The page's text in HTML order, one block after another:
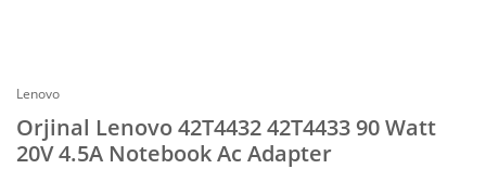
Lenovo
Orjinal Lenovo 42T4432 42T4433 90 Watt
20V 4.5A Notebook Ac Adapter